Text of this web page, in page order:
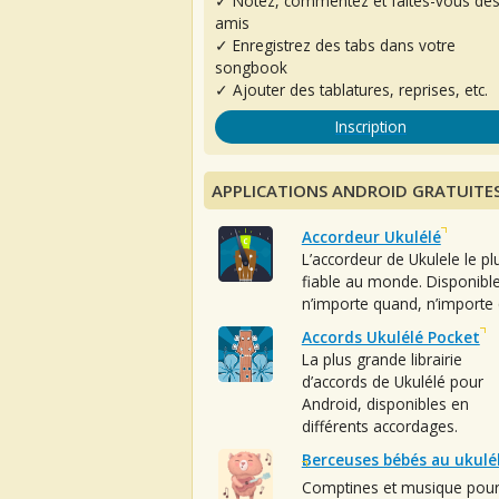
amis
✓ Enregistrez des tabs dans votre
songbook
✓ Ajouter des tablatures, reprises, etc.
Inscription
APPLICATIONS ANDROID
Accordeur Ukulélé
L’accordeur de Ukulele le
fiable au monde. Disponible
n’importe quand, n’importe
Accords Ukulélé Pocket
La plus grande librairie
d’accords de Ukulélé pour
Android, disponibles en
différents accordages.
Berceuses bébés au
Comptines et musique pour